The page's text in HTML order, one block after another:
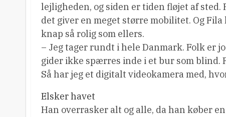
lejligheden, og siden er tiden fløjet af
det giver en meget større mobilitet. Og
knap så rolig som ellers.
– Jeg tager rundt i hele Danmark. Folk er
gider ikke spærres inde i et bur som blind.
Så har jeg et digitalt videokamera med,
Elsker havet
Han overrasker alt og alle, da han køber